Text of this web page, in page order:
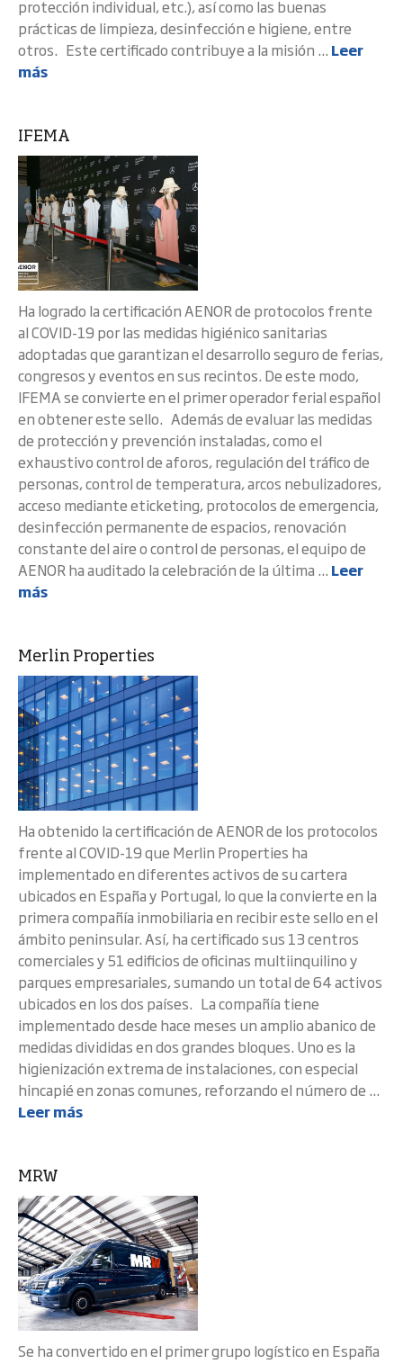
protección individual, etc.), así como las buenas
prácticas de limpieza, desinfección e higiene, entre
otros. Este certificado contribuye a la misión ... Leer
más
IFEMA
Ha logrado la certificación AENOR de protocolos frente
al COVID-19 por las medidas higiénico sanitarias
adoptadas que garantizan el desarrollo seguro de ferias,
congresos y eventos en sus recintos. De este modo,
IFEMA se convierte en el primer operador ferial español
en obtener este sello. Además de evaluar las medidas
de protección y prevención instaladas, como el
exhaustivo control de aforos, regulación del tráfico de
personas, control de temperatura, arcos nebulizadores,
acceso mediante eticketing, protocolos de emergencia,
desinfección permanente de espacios, renovación
constante del aire o control de personas, el equipo de
AENOR ha auditado la celebración de la última ... Leer
más
Merlin Properties
Ha obtenido la certificación de AENOR de los protocolos
frente al COVID-19 que Merlin Properties ha
implementado en diferentes activos de su cartera
ubicados en España y Portugal, lo que la convierte en la
primera compañía inmobiliaria en recibir este sello en el
ámbito peninsular. Así, ha certificado sus 13 centros
comerciales y 51 edificios de oficinas multiinquilino y
parques empresariales, sumando un total de 64 activos
ubicados en los dos países. La compañía tiene
implementado desde hace meses un amplio abanico de
medidas divididas en dos grandes bloques. Uno es la
higienización extrema de instalaciones, con especial
hincapié en zonas comunes, reforzando el número de ...
Leer más
MRW
Se ha convertido en el primer grupo logístico en España